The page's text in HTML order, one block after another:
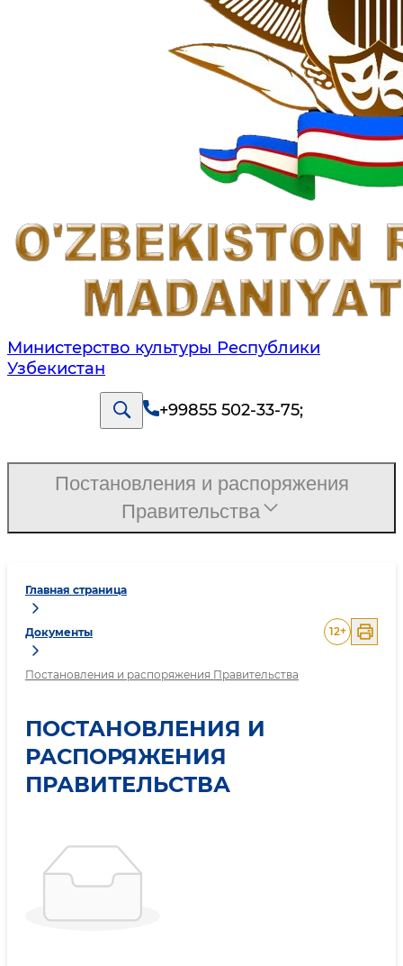
Министерство культуры Республики
Узбекистан
+99855 502-33-75;
Главная страница
Документы
Постановления и распоряжения Правительства
12+
ПОСТАНОВЛЕНИЯ И
РАСПОРЯЖЕНИЯ
ПРАВИТЕЛЬСТВА
Постановления и распоряжения
Правительства